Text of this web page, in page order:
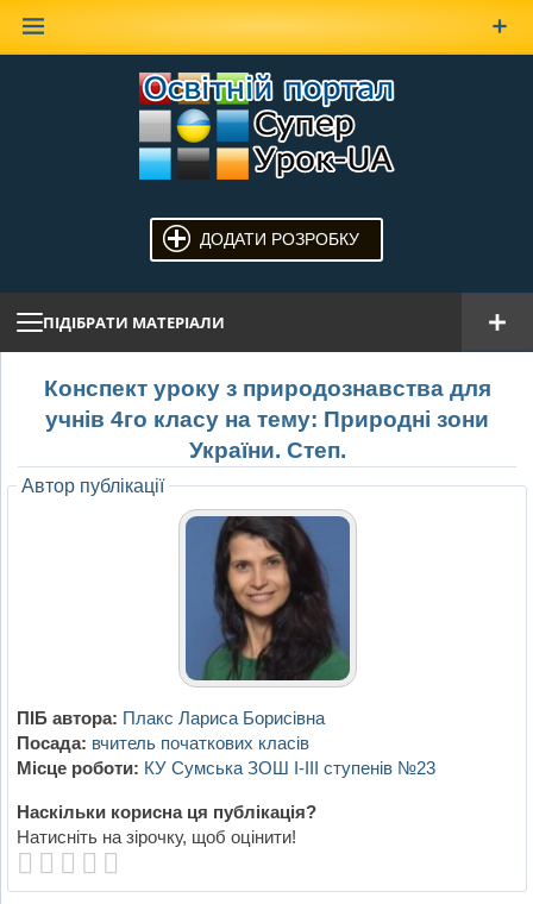
ДОДАТИ РОЗРОБКУ
ПІДІБРАТИ МАТЕРІАЛИ
Конспект уроку з природознавства для
учнів 4го класу на тему: Природні зони
України. Степ.
Автор публікації
ПІБ автора: Плакс Лариса Борисівна
Посада: вчитель початкових класів
Місце роботи: КУ Сумська ЗОШ І-ІІІ ступенів №23
Наскільки корисна ця публікація?
Натисніть на зірочку, щоб оцінити!